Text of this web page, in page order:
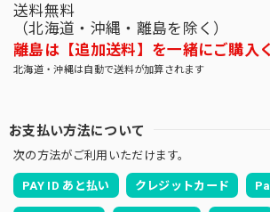
送料無料
（北海道・沖縄・離島を除く）
離島は【追加送料】を一緒にご購入
北海道・沖縄は自動で送料が加算されます
お支払い方法について
次の方法がご利用いただけます。
PAY ID あと払い クレジットカード